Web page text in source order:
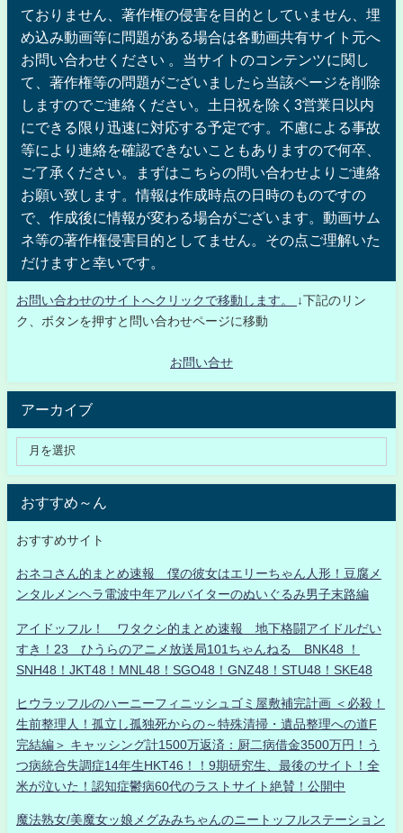
ておりません、著作権の侵害を目的としていません、埋
め込み動画等に問題がある場合は各動画共有サイト元へ
お問い合わせください 。当サイトのコンテンツに関し
て、著作権等の問題がございましたら当該ページを削除
しますのでご連絡ください。土日祝を除く3営業日以内
にできる限り迅速に対応する予定です。不慮による事故
等により連絡を確認できないこともありますので何卒、
ご了承ください。まずはこちらの問い合わせよりご連絡
お願い致します。情報は作成時点の日時のものですの
で、作成後に情報が変わる場合がございます。動画サム
ネ等の著作権侵害目的としてません。その点ご理解いた
だけますと幸いです。
お問い合わせのサイトへクリックで移動します。
↓下記のリン
ク、ボタンを押すと問い合わせページに移動
お問い合せ
アーカイブ
おすすめ～ん
おすすめサイト
おネコさん的まとめ速報 僕の彼女はエリーちゃん人形！豆腐メ
ンタルメンヘラ電波中年アルバイターのぬいぐるみ男子末路編
アイドッフル！ ワタクシ的まとめ速報 地下格闘アイドルだい
すき！23 ひうらのアニメ放送局101ちゃんねる BNK48 ！
SNH48！JKT48！MNL48！SGO48！GNZ48！STU48！SKE48
ヒウラッフルのハーニーフィニッシュゴミ屋敷補完計画 ＜必殺！
生前整理人！孤立し孤独死からの～特殊清掃・遺品整理への道F
完結編＞ キャッシング計1500万返済：厨二病借金3500万円！う
つ病統合失調症14年生HKT46！！9期研究生、最後のサイト！全
米が泣いた！認知症鬱病60代のラストサイト絶賛！公開中
魔法熟女/美魔女ッ娘メグみみちゃんのニートッフルステーション